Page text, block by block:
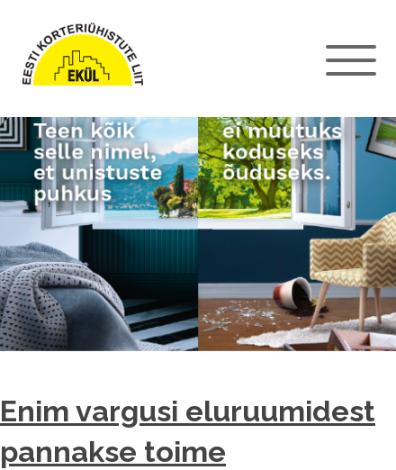
Enim vargusi eluruumidest
pannakse toime